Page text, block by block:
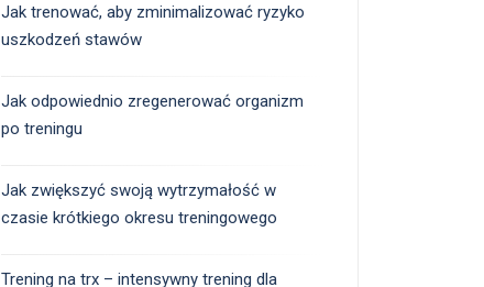
Jak trenować, aby zminimalizować ryzyko
uszkodzeń stawów
Jak odpowiednio zregenerować organizm
po treningu
Jak zwiększyć swoją wytrzymałość w
czasie krótkiego okresu treningowego
Trening na trx – intensywny trening dla